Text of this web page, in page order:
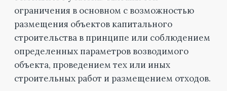
ограничения в основном с возможностью
размещения объектов капитального
строительства в принципе или соблюдением
определенных параметров возводимого
объекта, проведением тех или иных
строительных работ и размещением отходов.